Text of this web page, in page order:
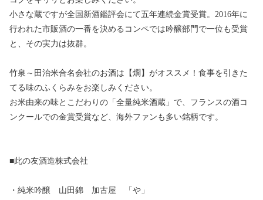
小さな蔵ですが全国新酒鑑評会にて五年連続金賞受賞。2016年に
行われた市販酒の一番を決めるコンペでは吟醸部門で一位も受賞
と、その実力は抜群。
竹泉～田治米合名会社のお酒は【燗】がオススメ！食事を引きた
てる味のふくらみをお楽しみください。
お米由来の味とこだわりの「全量純米酒蔵」で、フランスの酒コ
ンクールでの金賞受賞など、海外ファンも多い銘柄です。
■此の友酒造株式会社
・純米吟醸 山田錦 加古屋 「や」